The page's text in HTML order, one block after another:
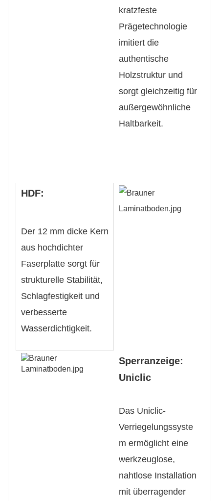
kratzfeste
Prägetechnologie
imitiert die
authentische
Holzstruktur und
sorgt gleichzeitig für
außergewöhnliche
Haltbarkeit.
HDF:
Der 12 mm dicke Kern
aus hochdichter
Faserplatte sorgt für
strukturelle Stabilität,
Schlagfestigkeit und
verbesserte
Wasserdichtigkeit.
Sperranzeige:
Uniclic
Das Uniclic-
Verriegelungssyste
m ermöglicht eine
werkzeuglose,
nahtlose Installation
mit überragender